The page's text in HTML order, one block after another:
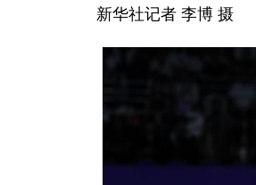
新华社记者 李博 摄